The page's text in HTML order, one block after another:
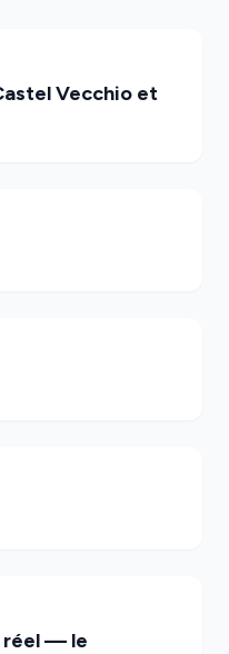
Vecchio et
réel — le